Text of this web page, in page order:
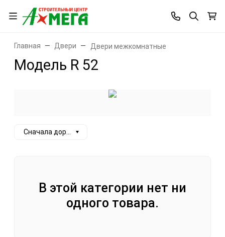
Главная Двери Двери межкомнатные
Модель R 52
Сначала дорогие
В этой категории нет ни
одного товара.